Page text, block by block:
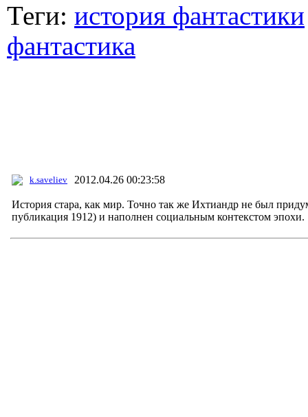
Теги: история фантастики
фантастика
k.saveliev 2012.04.26 00:23:58
История стара, как мир. Точно так же Ихтиандр не был
публикация 1912) и наполнен социальным контекстом эпохи.